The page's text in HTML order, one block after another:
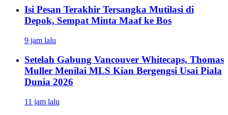
Isi Pesan Terakhir Tersangka Mutilasi di
Depok, Sempat Minta Maaf ke Bos
9 jam lalu
Setelah Gabung Vancouver Whitecaps, Thomas
Muller Menilai MLS Kian Bergengsi Usai Piala
Dunia 2026
11 jam lalu